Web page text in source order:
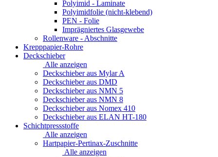
Polyimid - Laminate
Polyimidfolie (nicht-klebend)
PEN - Folie
Imprägniertes Glasgewebe
Rollenware - Abschnitte
Krepppapier-Rohre
Deckschieber
Alle anzeigen
Deckschieber aus Mylar A
Deckschieber aus DMD
Deckschieber aus NMN 5
Deckschieber aus NMN 8
Deckschieber aus Nomex 410
Deckschieber aus ELAN HT-180
Schichtpressstoffe
Alle anzeigen
Hartpapier-Pertinax-Zuschnitte
Alle anzeigen